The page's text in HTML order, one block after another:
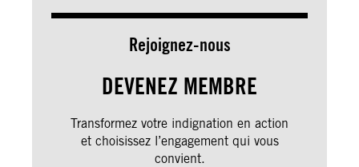
Rejoignez-nous
DEVENEZ MEMBRE
Transformez votre indignation en action
et choisissez l’engagement qui vous
convient.